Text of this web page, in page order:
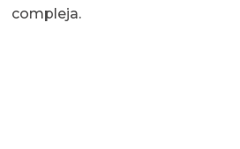
compleja.